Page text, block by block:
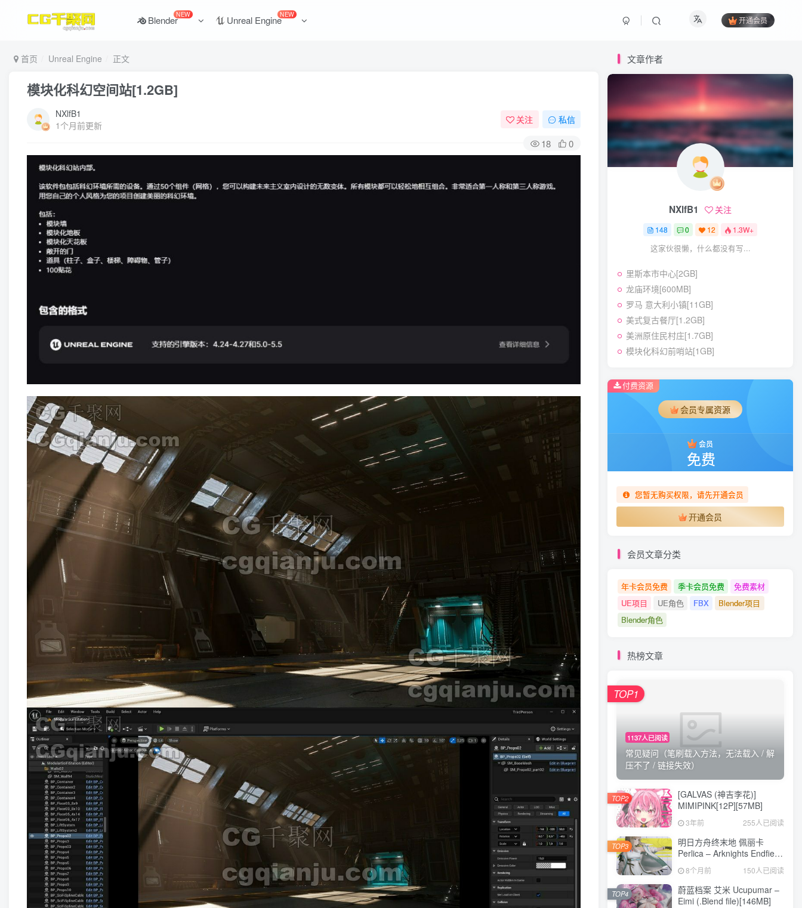
BlenderNEW Unreal EngineNEW
开通会员
首页 Unreal Engine 正文
模块化科幻空间站[1.2GB]
NXlfB1
1个月前更新
关注 私信
18 0
文章作者
NXlfB1 关注
148 0 12 1.3W+
这家伙很懒，什么都没有写...
里斯本市中心[2GB]
龙庙环境[600MB]
罗马 意大利小镇[11GB]
美式复古餐厅[1.2GB]
美洲原住民村庄[1.7GB]
模块化科幻前哨站[1GB]
付费资源
会员专属资源
会员
免费
您暂无购买权限，请先开通会员
开通会员
会员文章分类
年卡会员免费 季卡会员免费
免费素材
UE项目
UE角色 FBX
Blender项目
Blender角色
热榜文章
1137人已阅读
常见疑问（笔刷载入方法，无法载入 / 解
压不了 / 链接失效）
TOP1
[GALVAS (神吉李花)]
MIMIPINK[12P][57MB]
3年前 255人已阅读
TOP2
明日方舟终末地 佩丽卡
Perlica – Arknights Endfield
Blender Model[296MB]
8个月前 150人已阅读
TOP3
蔚蓝档案 艾米 Ucupumar –
Eimi (.Blend file)[146MB]
TOP4